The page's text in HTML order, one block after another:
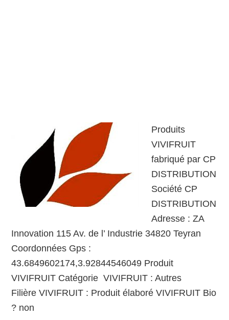
Produits
VIVIFRUIT
fabriqué par CP
DISTRIBUTION
Société CP
DISTRIBUTION
Adresse : ZA
Innovation 115 Av. de l’ Industrie 34820 Teyran
Coordonnées Gps :
43.6849602174,3.92844546049 Produit
VIVIFRUIT Catégorie VIVIFRUIT : Autres
Filière VIVIFRUIT : Produit élaboré VIVIFRUIT Bio
? non